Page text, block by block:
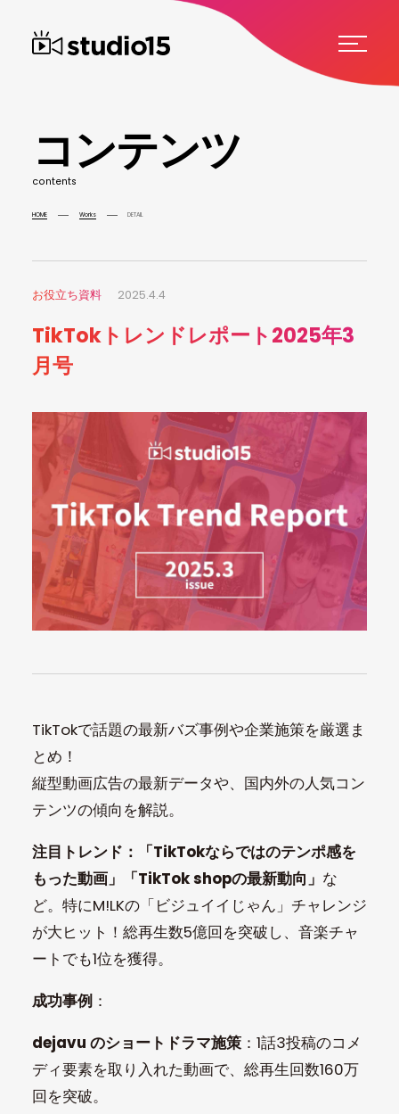
コンテンツ
contents
HOME Works DETAIL
お役立ち資料 2025.4.4
TikTokトレンドレポート2025年3
月号
TikTokで話題の最新バズ事例や企業施策を厳選ま
とめ！
縦型動画広告の最新データや、国内外の人気コン
テンツの傾向を解説。
注目トレンド：「TikTokならではのテンポ感を
もった動画」「TikTok shopの最新動向」 な
ど。特にM!LKの「ビジュイイじゃん」チャレンジ
が大ヒット！総再生数5億回を突破し、音楽チャ
ートでも1位を獲得。
成功事例：
dejavu のショートドラマ施策：1話3投稿のコメ
ディ要素を取り入れた動画で、総再生回数160万
回を突破。